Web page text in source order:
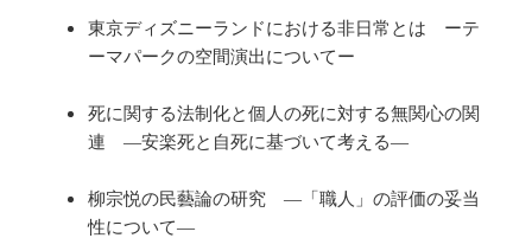
東京ディズニーランドにおける非日常とは ーテ
ーマパークの空間演出についてー
死に関する法制化と個人の死に対する無関心の関
連 ―安楽死と自死に基づいて考える―
柳宗悦の民藝論の研究 ―「職人」の評価の妥当
性について―